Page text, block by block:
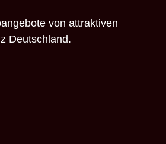
von attraktiven
Deutschland.